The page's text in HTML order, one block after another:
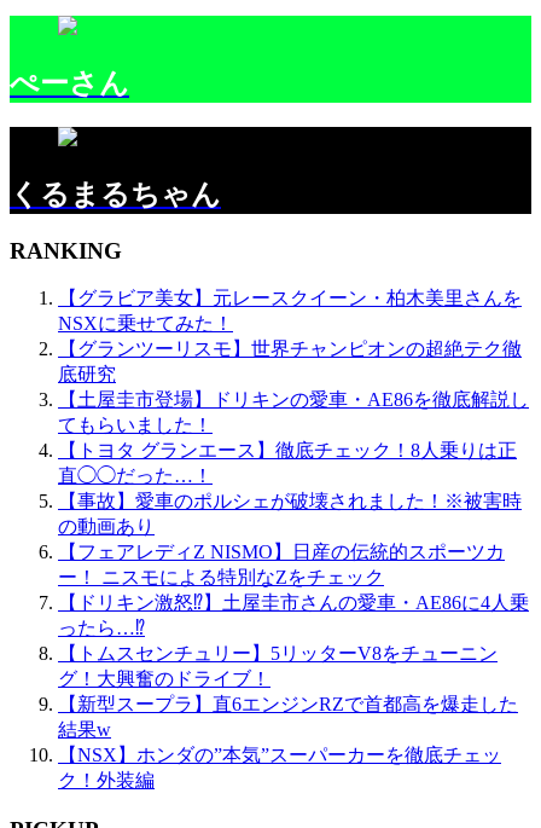
ぺーさん
くるまるちゃん
RANKING
【グラビア美女】元レースクイーン・柏木美里さんを
NSXに乗せてみた！
【グランツーリスモ】世界チャンピオンの超絶テク徹
底研究
【土屋圭市登場】ドリキンの愛車・AE86を徹底解説し
てもらいました！
【トヨタ グランエース】徹底チェック！8人乗りは正
直◯◯だった…！
【事故】愛車のポルシェが破壊されました！※被害時
の動画あり
【フェアレディZ NISMO】日産の伝統的スポーツカ
ー！ ニスモによる特別なZをチェック
【ドリキン激怒⁉】土屋圭市さんの愛車・AE86に4人乗
ったら…⁉
【トムスセンチュリー】5リッターV8をチューニン
グ！大興奮のドライブ！
【新型スープラ】直6エンジンRZで首都高を爆走した
結果w
【NSX】ホンダの”本気”スーパーカーを徹底チェッ
ク！外装編